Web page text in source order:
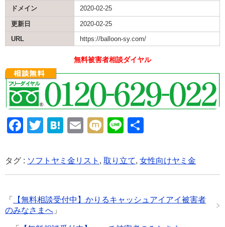
ドメイン 2020-02-25
更新日
2020-02-25
URL
https://balloon-sy.com/
無料被害者相談ダイヤル
F
c
e
o
o
T
tt
er
H
e
n
E
ail
M Li
e
タグ : ソフトヤミ金リスト , 取り立て, 女性向けヤミ金
「
【無料相談受付中】かりるキャッシュアイアイ被害者
のみなさまへ 」